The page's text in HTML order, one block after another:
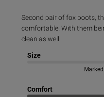
Second pair of fox boots,
comfortable. With them
clean as well
Size
Comfort